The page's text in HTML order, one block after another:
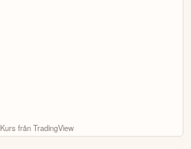
Kurs från TradingView